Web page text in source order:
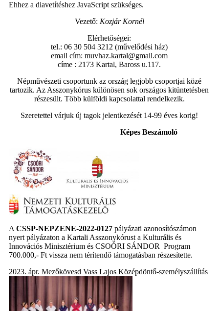
Ehhez a diavetítéshez JavaScript szükséges.
Vezető: Kozjár Kornél
Elérhetőségei:
tel.: 06 30 504 3212 (művelődési ház)
email cím: muvhaz.kartal@gmail.com
címe : 2173 Kartal, Baross u.117.
Népművészeti csoportunk az ország legjobb csoportjai közé
tartozik. Az Asszonykórus különösen sok országos kitüntetésben
részesült. Több külföldi kapcsolattal rendelkezik.
Szeretettel várjuk új tagok jelentkezését 14-99 éves korig!
Képes Beszámoló
A CSSP-NEPZENE-2022-0127pályázati azonosítószámon
nyert pályázaton a Kartali Asszonykórust a Kulturális és
Innovációs Minisztérium és CSOÓRI SÁNDOR Program
700.000,- Ft vissza nem térítendő támogatásban részesítette.
2023. ápr. Mezőkövesd Vass Lajos Középdöntő-személyszállítás